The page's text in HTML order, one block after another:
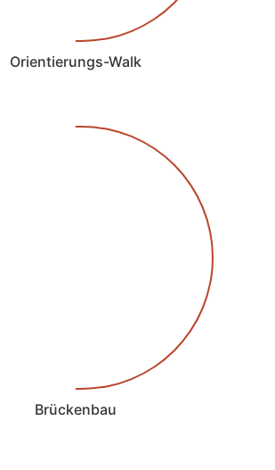
Orientierungs-Walk
Brückenbau